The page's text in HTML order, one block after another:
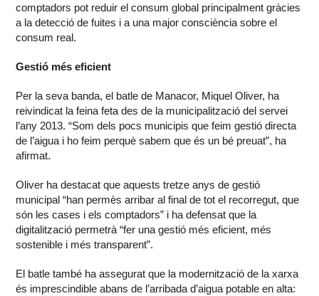
comptadors pot reduir el consum global principalment gràcies
a la detecció de fuites i a una major consciència sobre el
consum real.
Gestió més eficient
Per la seva banda, el batle de Manacor, Miquel Oliver, ha
reivindicat la feina feta des de la municipalització del servei
l’any 2013. “Som dels pocs municipis que feim gestió directa
de l’aigua i ho feim perquè sabem que és un bé preuat”, ha
afirmat.
Oliver ha destacat que aquests tretze anys de gestió
municipal “han permès arribar al final de tot el recorregut, que
són les cases i els comptadors” i ha defensat que la
digitalització permetrà “fer una gestió més eficient, més
sostenible i més transparent”.
El batle també ha assegurat que la modernització de la xarxa
és imprescindible abans de l’arribada d’aigua potable en alta: